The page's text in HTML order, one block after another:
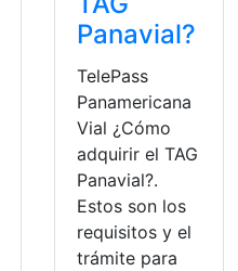
Panavial?
TelePass
Panamericana
Vial ¿Cómo
adquirir el TAG
Panavial?.
Estos son los
requisitos y el
trámite para